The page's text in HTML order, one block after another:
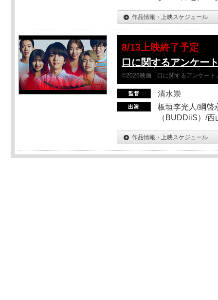
作品情報・上映スケジュール
8/13上映終了予定
口に関するアンケー
©2026映画「口に関するアンケート
清水崇
板垣李光人/綱啓
（BUDDiiS）/
作品情報・上映スケジュール